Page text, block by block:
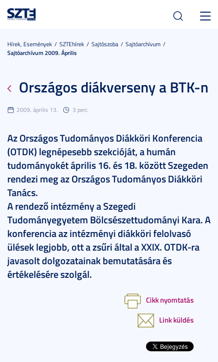
Hírek, Események SZTEhírek Sajtószoba
Sajtóarchívum
Sajtóarchívum 2009. Április
Országos diákverseny a BTK-n
2009. április 13. 3 perc
Az Országos Tudományos Diákköri Konferencia
(OTDK) legnépesebb szekcióját, a humán
tudományokét április 16. és 18. között Szegeden
rendezi meg az Országos Tudományos Diákköri
Tanács.
A rendező intézmény a Szegedi
Tudományegyetem Bölcsészettudományi Kara. A
konferencia az intézményi diákköri felolvasó
ülések legjobb, ott a zsűri által a XXIX. OTDK-ra
javasolt dolgozatainak bemutatására és
értékelésére szolgál.
Cikk nyomtatás
Link küldés